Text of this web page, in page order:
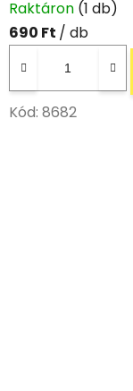
Raktáron (1 db)
690 Ft / db
Kód: 8682